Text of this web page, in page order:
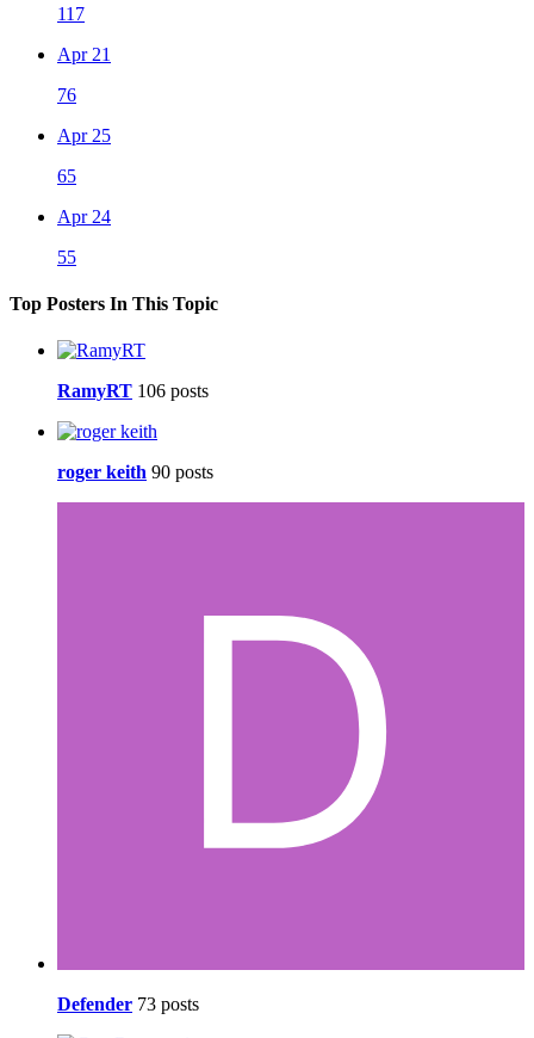
117
Apr 21
76
Apr 25
65
Apr 24
55
Top Posters In This Topic
RamyRT 106 posts
roger keith 90 posts
Defender 73 posts